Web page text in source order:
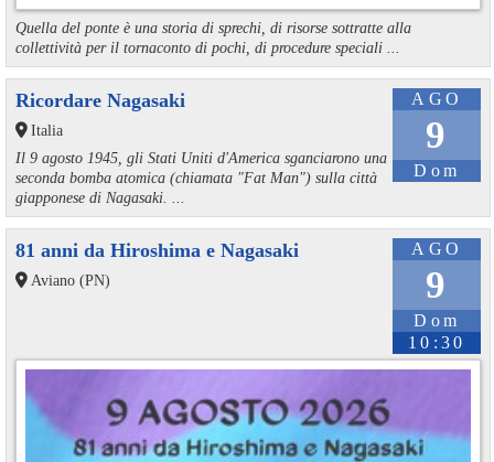
Quella del ponte è una storia di sprechi, di risorse sottratte alla
collettività per il tornaconto di pochi, di procedure speciali ...
AGO
9
Dom
Ricordare Nagasaki
Italia
Il 9 agosto 1945, gli Stati Uniti d'America sganciarono una
seconda bomba atomica (chiamata "Fat Man") sulla città
giapponese di Nagasaki. ...
AGO
9
Dom
10:30
81 anni da Hiroshima e Nagasaki
Aviano (PN)